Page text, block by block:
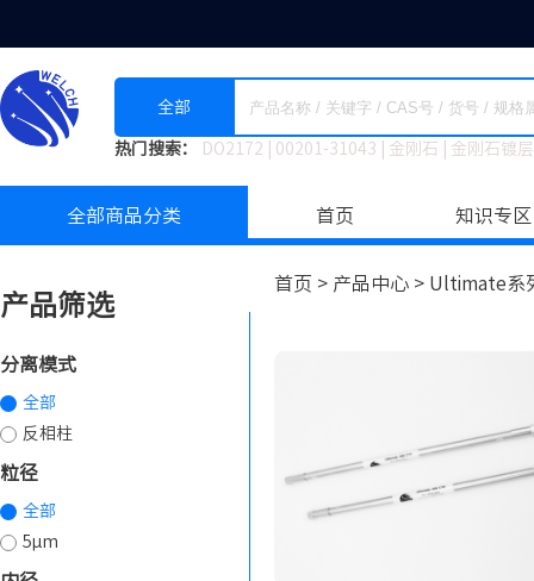
全部
热门搜索： DO2172 00201-31043 金刚石 金刚石镀
全部商品分类 首页 知识专区
首页 > 产品中心 > Ultimate系
产品筛选
分离模式
全部
反相柱
粒径
全部
5µm